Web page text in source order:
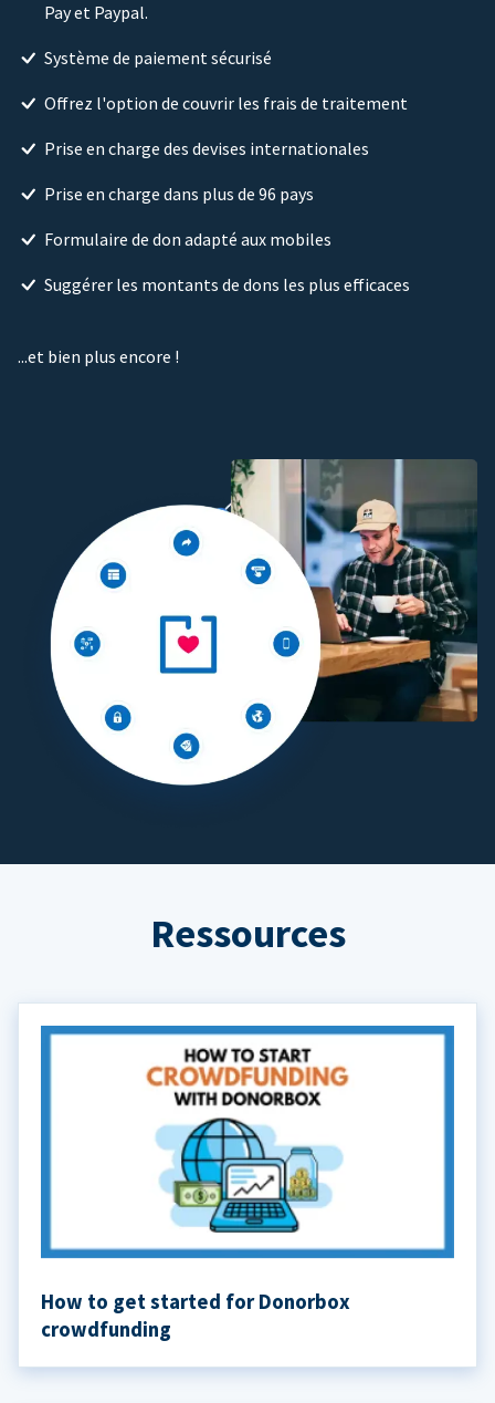
Pay et Paypal.
Système de paiement sécurisé
Offrez l'option de couvrir les frais de traitement
Prise en charge des devises internationales
Prise en charge dans plus de 96 pays
Formulaire de don adapté aux mobiles
Suggérer les montants de dons les plus efficaces
...et bien plus encore !
Ressources
How to get started for Donorbox
crowdfunding